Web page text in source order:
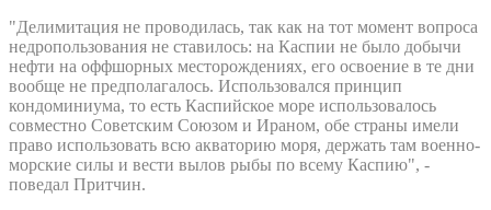
"Делимитация не проводилась, так как на тот момент вопроса
недропользования не ставилось: на Каспии не было добычи
нефти на оффшорных месторождениях, его освоение в те дни
вообще не предполагалось. Использовался принцип
кондоминиума, то есть Каспийское море использовалось
совместно Советским Союзом и Ираном, обе страны имели
право использовать всю акваторию моря, держать там военно-
морские силы и вести вылов рыбы по всему Каспию", -
поведал Притчин.